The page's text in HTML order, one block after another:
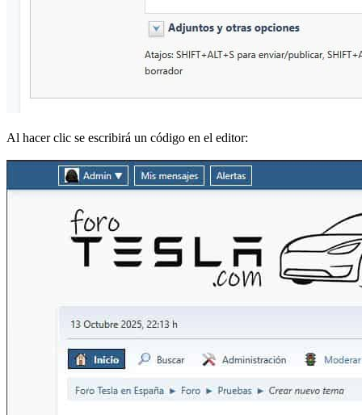
Al hacer clic se escribirá un código en el editor: